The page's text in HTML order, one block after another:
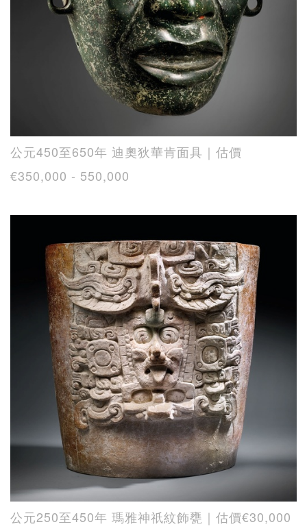
公元450至650年 迪奧狄華肯面具｜估價
€350,000 - 550,000
公元250至450年 瑪雅神祇紋飾甕｜估價€30,000